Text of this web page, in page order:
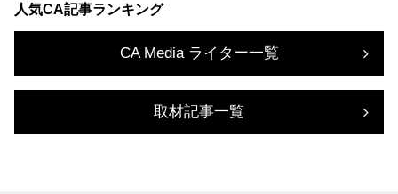
人気CA記事ランキング
CA Media ライター一覧
取材記事一覧